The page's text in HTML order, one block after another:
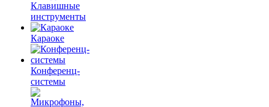
Клавишные
инструменты
Караоке
Конференц-
системы